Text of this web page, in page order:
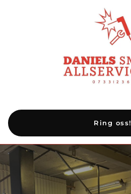
Ring oss!